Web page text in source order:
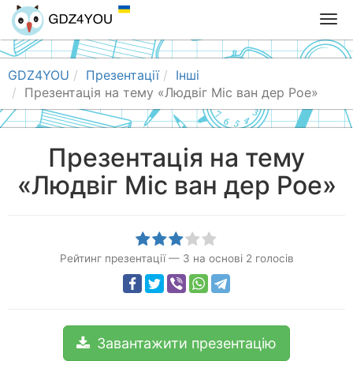
T
o
g
e
n
i
g
GDZ4YOU Презентації
Інші
Презентація на тему «Людвіг Міс ван дер Рое»
Презентація на тему
«Людвіг Міс ван дер Рое»
Рейтинг презентації — 3 на основі 2 голосів
Завантажити презентацію